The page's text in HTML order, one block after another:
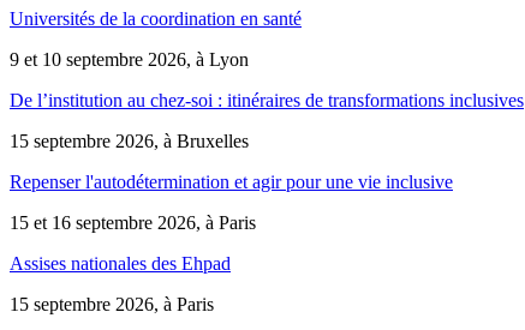
Universités de la coordination en santé
9 et 10 septembre 2026, à Lyon
De l’institution au chez-soi : itinéraires de transformations inclusives
15 septembre 2026, à Bruxelles
Repenser l'autodétermination et agir pour une vie inclusive
15 et 16 septembre 2026, à Paris
Assises nationales des Ehpad
15 septembre 2026, à Paris